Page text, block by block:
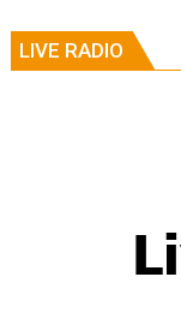
LIVE RADIO